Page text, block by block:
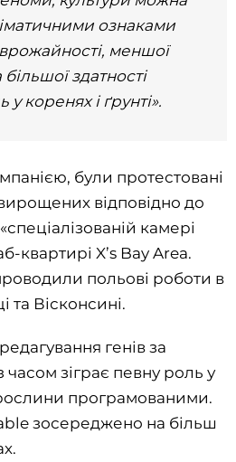
ознаками
меншої
здатності
у коренях і ґрунті».
були протестовані
відповідно до
камері
квартирі X’s Bay Area.
польові роботи в
та Вісконсині.
генів за
зіграє певну роль у
програмованими.
зосереджено на більш